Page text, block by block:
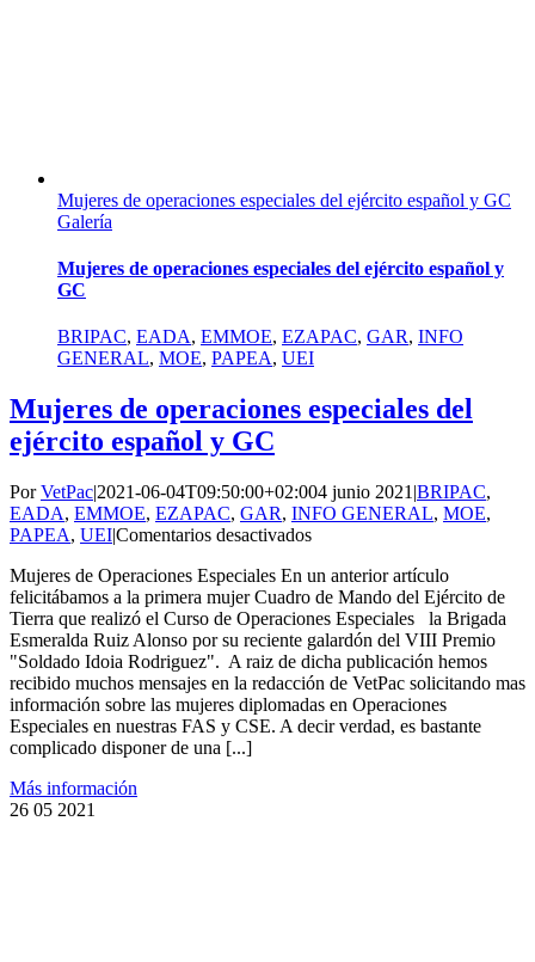
Mujeres de operaciones especiales del ejército español y GC
Galería
Mujeres de operaciones especiales del ejército español y
GC
BRIPAC, EADA, EMMOE, EZAPAC, GAR, INFO
GENERAL, MOE, PAPEA, UEI
Mujeres de operaciones especiales del
ejército español y GC
PorVetPac|2021-06-04T09:50:00+02:004 junio 2021 |BRIPAC,
EADA, EMMOE, EZAPAC, GAR, INFO GENERAL, MOE,
PAPEA, UEI|Comentarios desactivadosen
de
operaciones
especiales
del
ejército
español
y
GC
Mujeres de Operaciones Especiales En un anterior artículo
felicitábamos a la primera mujer Cuadro de Mando del Ejército de
Tierra que realizó el Curso de Operaciones Especiales la Brigada
Esmeralda Ruiz Alonso por su reciente galardón del VIII Premio
"Soldado Idoia Rodriguez". A raiz de dicha publicación hemos
recibido muchos mensajes en la redacción de VetPac solicitando mas
información sobre las mujeres diplomadas en Operaciones
Especiales en nuestras FAS y CSE. A decir verdad, es bastante
complicado disponer de una [...]
Más información
26 05 2021